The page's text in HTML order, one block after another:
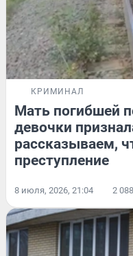
КРИМИНАЛ
Мать погибшей
девочки
рассказываем,
преступление
8 июля, 2026, 21:04 2 088